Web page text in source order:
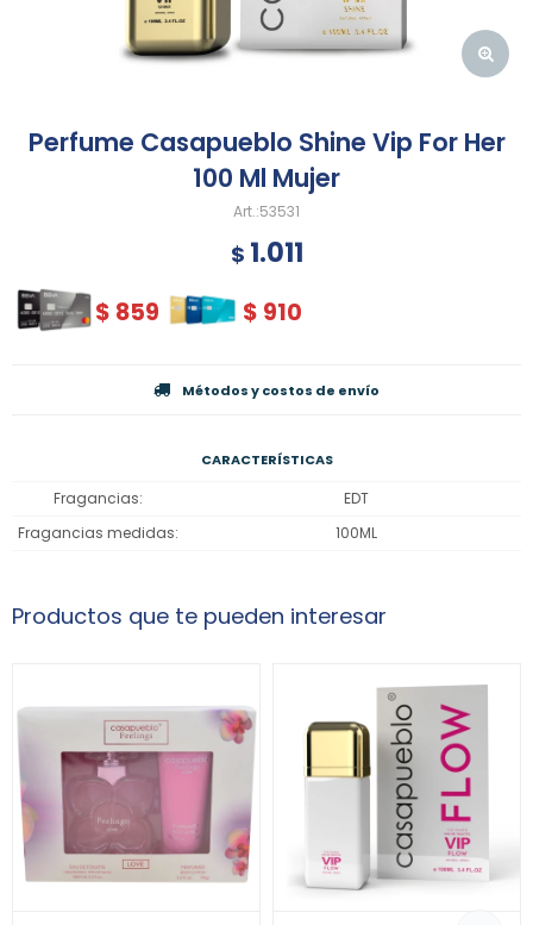
Perfume Casapueblo Shine Vip For Her
100 Ml Mujer
53531
$ 1.011
$ 859 $ 910
Métodos y costos de envío
CARACTERÍSTICAS
Fragancias
EDT
Fragancias medidas
100ML
Productos que te pueden interesar